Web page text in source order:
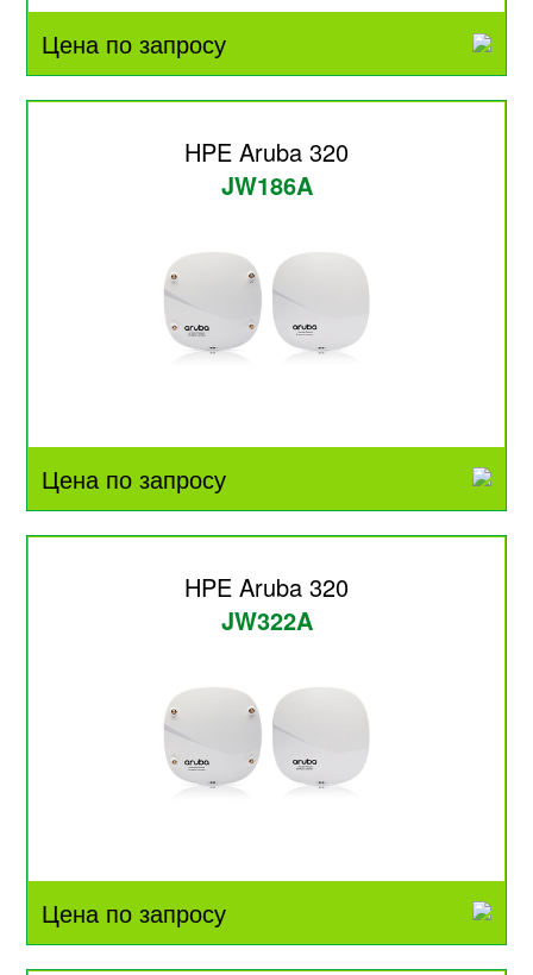
Цена по запросу
HPE Aruba 320
JW186A
Цена по запросу
HPE Aruba 320
JW322A
Цена по запросу